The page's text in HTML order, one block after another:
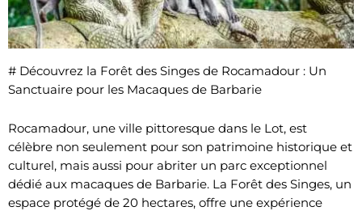
# Découvrez la Forêt des Singes de Rocamadour : Un
Sanctuaire pour les Macaques de Barbarie
Rocamadour, une ville pittoresque dans le Lot, est
célèbre non seulement pour son patrimoine historique et
culturel, mais aussi pour abriter un parc exceptionnel
dédié aux macaques de Barbarie. La Forêt des Singes, un
espace protégé de 20 hectares, offre une expérience